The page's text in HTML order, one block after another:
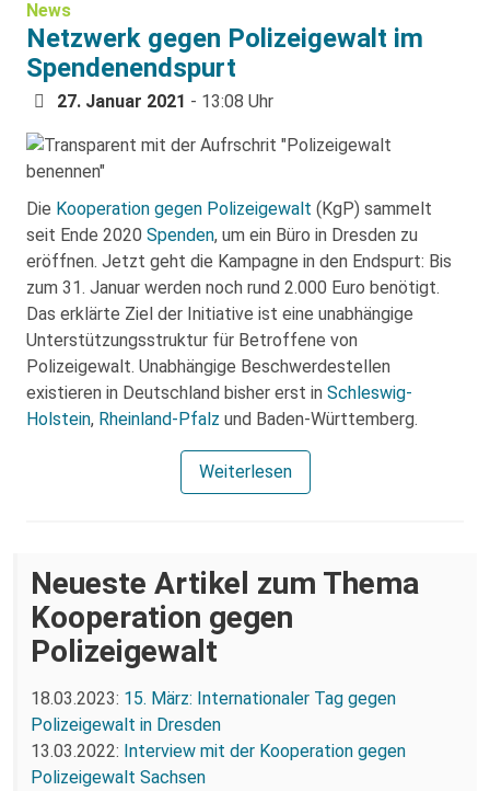
News
Netzwerk gegen Polizeigewalt im
Spendenendspurt
27. Januar 2021 - 13:08 Uhr
Die Kooperation gegen Polizeigewalt (KgP) sammelt
seit Ende 2020 Spenden, um ein Büro in Dresden zu
eröffnen. Jetzt geht die Kampagne in den Endspurt: Bis
zum 31. Januar werden noch rund 2.000 Euro benötigt.
Das erklärte Ziel der Initiative ist eine unabhängige
Unterstützungsstruktur für Betroffene von
Polizeigewalt. Unabhängige Beschwerdestellen
existieren in Deutschland bisher erst in Schleswig-
Holstein, Rheinland-Pfalz und Baden-Württemberg.
Weiterlesen
Neueste Artikel zum Thema
Kooperation gegen
Polizeigewalt
18.03.2023: 15. März: Internationaler Tag gegen
Polizeigewalt in Dresden
13.03.2022: Interview mit der Kooperation gegen
Polizeigewalt Sachsen